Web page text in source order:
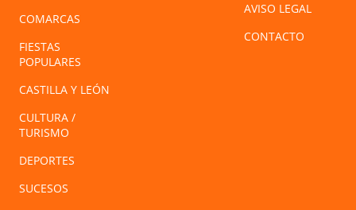
COMARCAS
FIESTAS
POPULARES
CASTILLA Y LEÓN
CULTURA /
TURISMO
DEPORTES
SUCESOS
AVISO LEGAL
CONTACTO